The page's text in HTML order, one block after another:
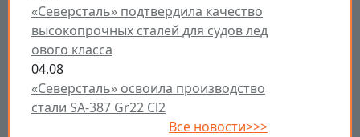
«Северсталь» подтвердила качество
высокопрочных сталей для судов лед
ового класса
04.08
«Северсталь» освоила производство
стали SA-387 Gr22 Cl2
Все новости>>>